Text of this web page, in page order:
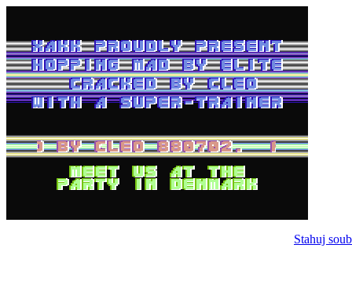
Stahuj